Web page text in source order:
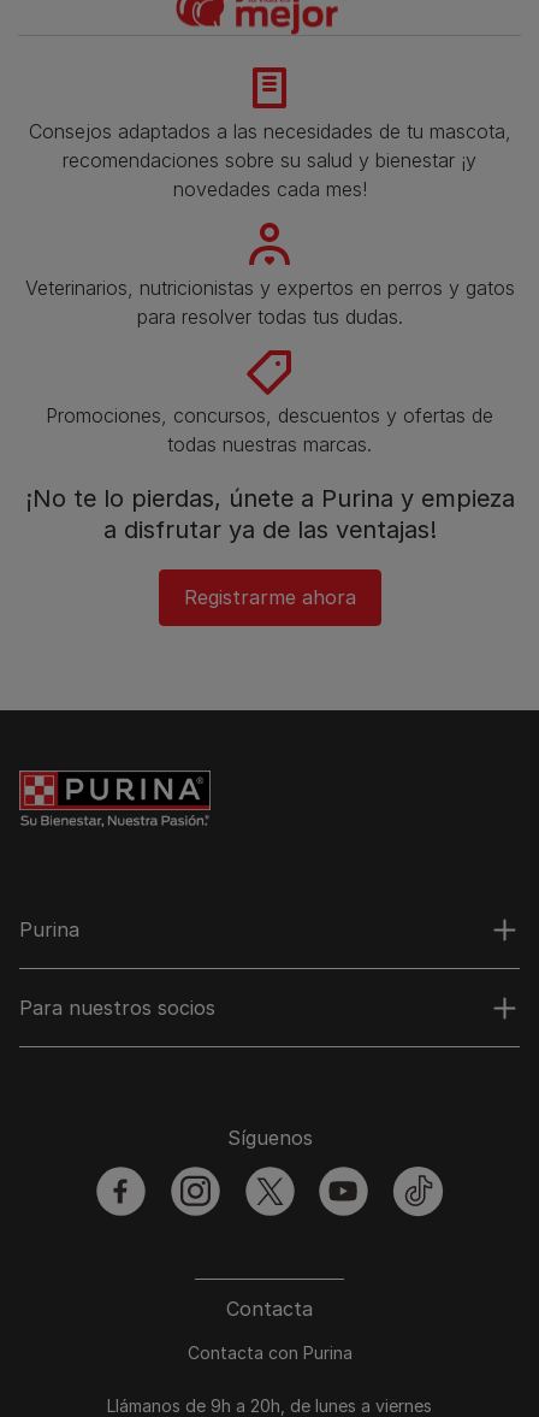
Consejos adaptados a las necesidades de tu mascota,
recomendaciones sobre su salud y bienestar ¡y
novedades cada mes!
Veterinarios, nutricionistas y expertos en perros y gatos
para resolver todas tus dudas.​
Promociones, concursos, descuentos y ofertas de
todas nuestras marcas.​
¡No te lo pierdas, únete a Purina y empieza
a disfrutar ya de las ventajas!​
Registrarme ahora​
Purina
Para nuestros socios
Contacta
Contacta con Purina
Llámanos de 9h a 20h, de lunes a viernes
Síguenos
facebookinstagramtwitter youtubetiktok